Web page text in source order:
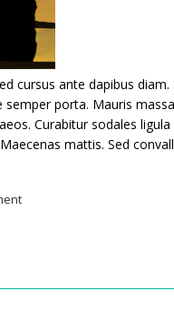
cursus ante dapibus diam.
porta. Mauris
Curabitur sodales ligula
mattis. Sed